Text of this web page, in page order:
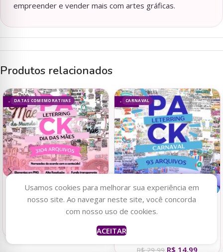
empreender e vender mais com artes gráficas.
Produtos relacionados
DATAS COMEMORATIVAS
- 50%
Adicionar ao carrinho
MEGA COMBO LETTERING
CARNAVAL
- 50%
Adicionar ao carrinho
MEGA COMBO LETTERING
R$29,99 R$ 14,99
Usamos cookies para melhorar sua experiência em
nosso site. Ao navegar neste site, você concorda
com nosso uso de cookies.
ACEITAR
Caroline acabou de
comprar
Tudo Posso Naquele
Que Me Fortalece
há uma hora